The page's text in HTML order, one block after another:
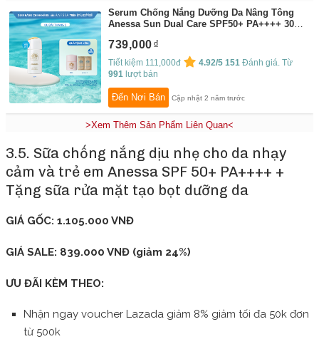
Serum Chống Nắng Dưỡng Da Nâng Tông
Anessa Sun Dual Care SPF50+ PA++++ 30ml
739,000
Tiết kiệm 111,000đ 4.92/5 151 Đánh giá. Từ
991 lượt bán
Đến Nơi Bán Cập nhật 2 năm trước
>Xem Thêm Sản Phẩm Liên Quan<
3.5. Sữa chống nắng dịu nhẹ cho da nhạy
cảm và trẻ em Anessa SPF 50+ PA++++ +
Tặng sữa rửa mặt tạo bọt dưỡng da
GIÁ GỐC: 1.105.000 VNĐ
GIÁ SALE: 839.000 VNĐ (giảm 24%)
ƯU ĐÃI KÈM THEO:
Nhận ngay voucher Lazada giảm 8% giảm tối đa 50k đơn
từ 500k